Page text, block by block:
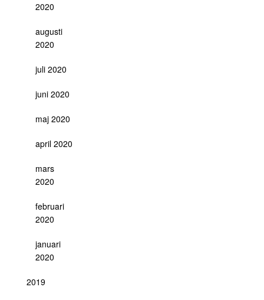
2020
augusti
2020
juli 2020
juni 2020
maj 2020
april 2020
mars
2020
februari
2020
januari
2020
2019